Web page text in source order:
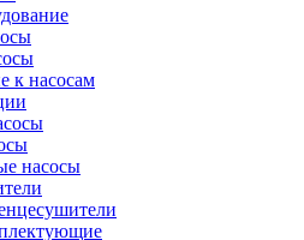
к насосам
насосы